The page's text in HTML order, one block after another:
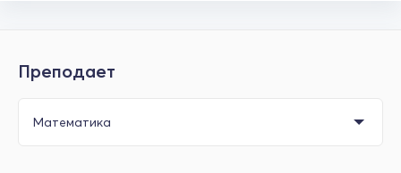
Преподает